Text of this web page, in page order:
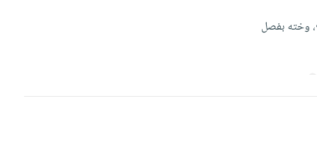
وخته بفصل